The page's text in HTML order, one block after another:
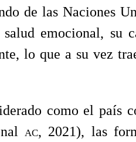
de las Naciones
emocional, su
lo que a su vez
como el país
ac, 2021), las